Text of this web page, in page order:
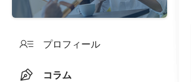
プロフィール
コラム